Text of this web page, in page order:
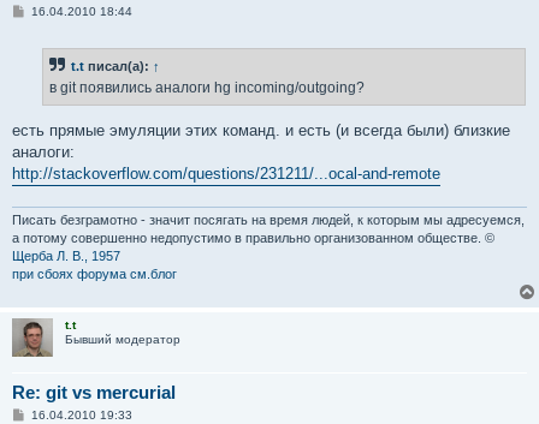
С
е
16.04.2010 18:44
t.t писал(а): ↑
в git появились аналоги hg incoming/outgoing?
есть прямые эмуляции этих команд. и есть (и всегда были) близкие
аналоги:
http://stackoverflow.com/questions/231211/...ocal-and-remote
Писать безграмотно - значит посягать на время людей, к которым мы адресуемся,
а потому совершенно недопустимо в правильно организованном обществе. ©
Щерба Л. В., 1957
при сбоях форума см.блог
t.t
Бывший модератор
Re: git vs mercurial
С16.04.2010 19:33